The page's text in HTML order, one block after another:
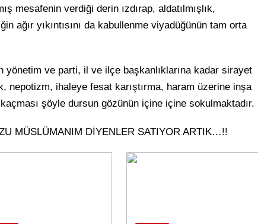
mesafenin verdiği derin ızdırap, aldatılmışlık,
ağır yıkıntısını da kabullenme viyadüğünün tam orta
yönetim ve parti, il ve ilçe başkanlıklarına kadar sirayet
nepotizm, ihaleye fesat karıştırma, haram üzerine inşa
şöyle dursun gözünün içine içine sokulmaktadır.
MÜSLÜMANIM DİYENLER SATIYOR ARTIK…!!